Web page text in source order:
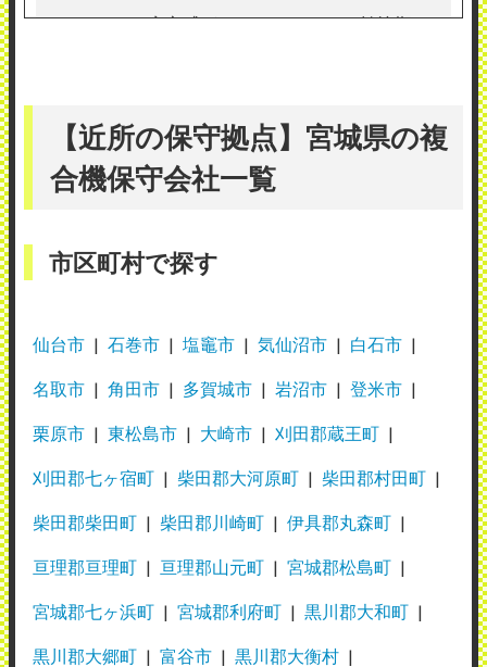
るので安心感があります。 ただ、繁忙期な
点をしっかりチェックしてくれており、ト
ラブルの予防につながっていると感じてい
ます。
リコージャパン株式会社仙台五橋事業所
（宮城支社）
複合機の調子が悪くなり問い合わせをした
ところ、ご連絡から約30分という迅速な対
応で会社まで駆けつけてくださり、メンテ
【近所の保守拠点】宮城県の複
合機保守会社一覧
市区町村で探す
仙台市 石巻市 塩竈市 気仙沼市 白石市
名取市 角田市 多賀城市 岩沼市 登米市
栗原市 東松島市 大崎市 刈田郡蔵王町
刈田郡七ヶ宿町 柴田郡大河原町 柴田郡村田町
柴田郡柴田町 柴田郡川崎町 伊具郡丸森町
亘理郡亘理町 亘理郡山元町 宮城郡松島町
宮城郡七ヶ浜町 宮城郡利府町 黒川郡大和町
黒川郡大郷町 富谷市 黒川郡大衡村